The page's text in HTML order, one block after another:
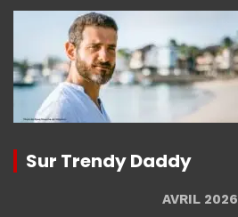
Sur Trendy Daddy
AVRIL 2026